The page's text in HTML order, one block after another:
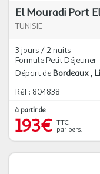
El Mouradi Port
TUNISIE
3 jours / 2 nuits
Formule Petit Déjeuner
Départ de Bordeaux
Réf : 804838
à partir de
193€ TTC
par pers.